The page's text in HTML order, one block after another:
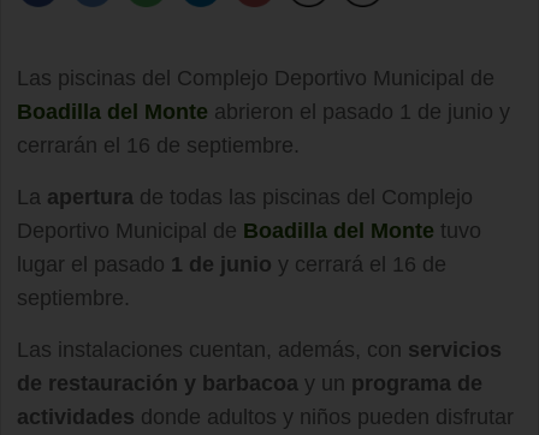
Las piscinas del Complejo Deportivo Municipal de
Boadilla del Monte abrieron el pasado 1 de junio y
cerrarán el 16 de septiembre.
La apertura de todas las piscinas del Complejo
Deportivo Municipal de Boadilla del Monte tuvo
lugar el pasado 1 de junio y cerrará el 16 de
septiembre.
Las instalaciones cuentan, además, con servicios
de restauración y barbacoa y un programa de
actividades donde adultos y niños pueden disfrutar